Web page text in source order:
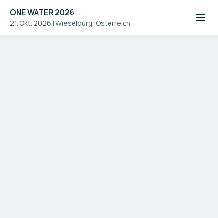
ONE WATER 2026
21. Okt. 2026 | Wieselburg, Österreich